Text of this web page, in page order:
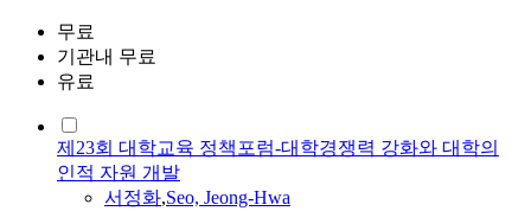
무료
기관내 무료
유료
제23회 대학교육 정책포럼-대학경쟁력 강화와 대학의
인적 자원 개발
서정화,Seo, Jeong-Hwa